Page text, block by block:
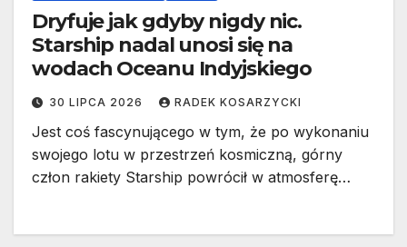
Dryfuje jak gdyby nigdy nic.
Starship nadal unosi się na
wodach Oceanu Indyjskiego
30 LIPCA 2026 RADEK KOSARZYCKI
Jest coś fascynującego w tym, że po wykonaniu
swojego lotu w przestrzeń kosmiczną, górny
człon rakiety Starship powrócił w atmosferę…